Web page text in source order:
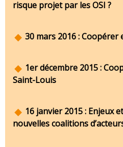
risque projet par les OSI ?
30 mars 2016 :
1er décembre 2015 :
Saint-Louis
16 janvier 2015 : Enjeux
nouvelles coalitions